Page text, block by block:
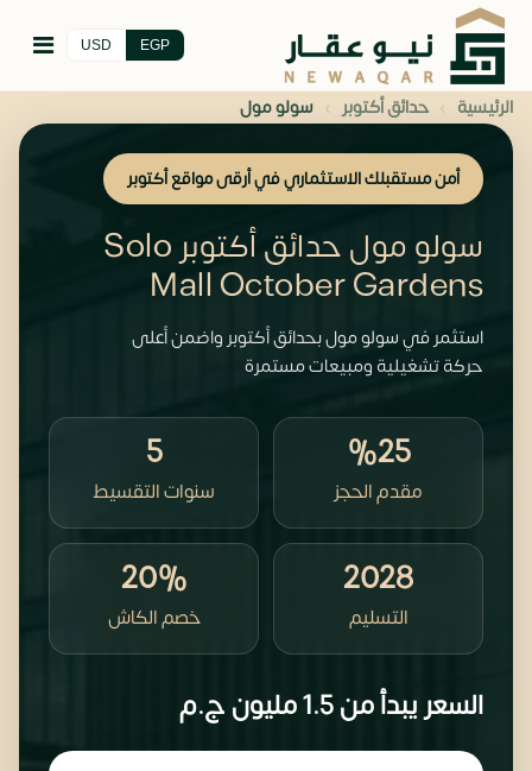
EGP
USD
الرئيسية › حدائق أكتوبر › ‫سولو مول
أمن مستقبلك الاستثماري في أرقى مواقع أكتوبر
‫سولو مول حدائق أكتوبر Solo
Mall October Gardens
استثمر في سولو مول بحدائق أكتوبر واضمن أعلى
حركة تشغيلية ومبيعات مستمرة
%25
مقدم الحجز
5
سنوات التقسيط
2028
التسليم
20%
خصم الكاش
السعر يبدأ من1.5 مليون ج.م